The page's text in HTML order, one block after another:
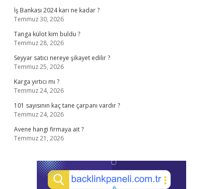
İş Bankası 2024 karı ne kadar ?
Temmuz 30, 2026
Tanga külot kim buldu ?
Temmuz 28, 2026
Seyyar satıcı nereye şikayet edilir ?
Temmuz 25, 2026
Karga yırtıcı mı ?
Temmuz 24, 2026
101 sayısının kaç tane çarpanı vardır ?
Temmuz 24, 2026
Avene hangi firmaya ait ?
Temmuz 21, 2026